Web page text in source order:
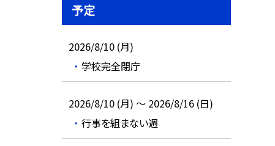
予定
2026/8/10 (月)
学校完全閉庁
2026/8/10 (月) ～ 2026/8/16 (日)
行事を組まない週